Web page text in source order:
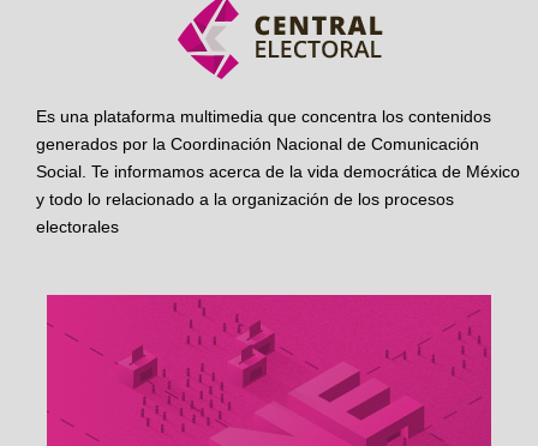
Es una plataforma multimedia que concentra los contenidos
generados por la Coordinación Nacional de Comunicación
Social. Te informamos acerca de la vida democrática de México
y todo lo relacionado a la organización de los procesos
electorales